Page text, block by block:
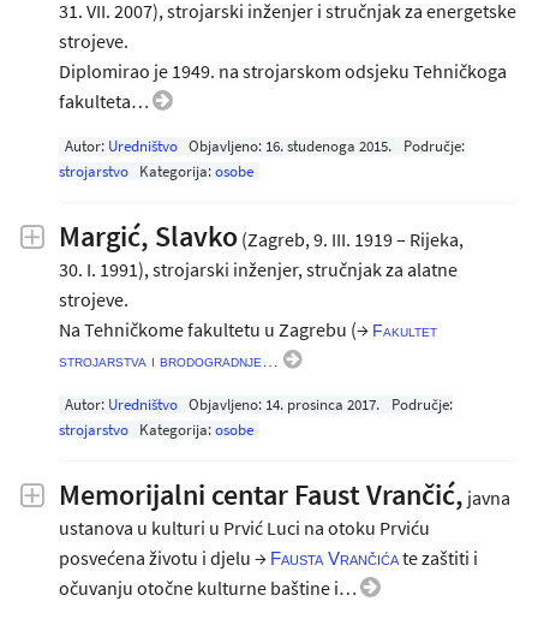
31. VII. 2007), strojarski inženjer i stručnjak za energetske
strojeve.
Diplomirao je 1949. na strojarskom odsjeku Tehničkoga
fakulteta…
Autor: Uredništvo Objavljeno: 16. studenoga 2015.
Područje:
strojarstvo
Kategorija:osobe
Margić, Slavko (Zagreb, 9. III. 1919 – Rijeka,
30. I. 1991), strojarski inženjer, stručnjak za alatne
strojeve.
Na Tehničkome fakultetu u Zagrebu (→ Fakultet
strojarstva i brodogradnje…
Autor: Uredništvo Objavljeno: 14. prosinca 2017.
Područje:
strojarstvo
Kategorija:osobe
Memorijalni centar Faust Vrančić, javna
ustanova u kulturi u Prvić Luci na otoku Prviću
posvećena životu i djelu → Fausta Vrančićate zaštiti i
očuvanju otočne kulturne baštine i…